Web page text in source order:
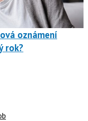
oznámení
rok?